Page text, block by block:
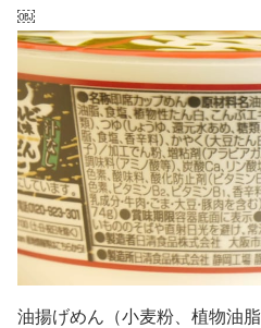
￼
油揚げめん（小麦粉、植物油